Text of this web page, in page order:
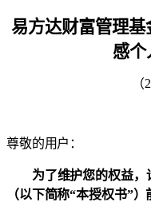
易方达财富管理
感个
（
尊敬的用户：
为了维护您的权益，
（以下简称“本授权书”）